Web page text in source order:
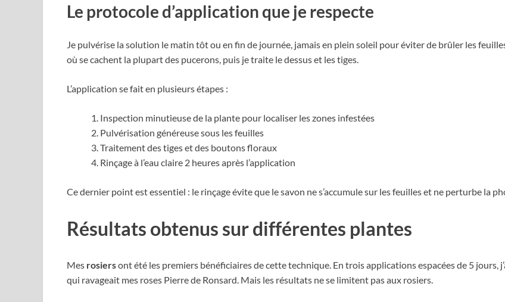
Le protocole d’application que je respecte
Je pulvérise la solution le matin tôt ou en fin de journée, jamais en plein soleil pour éviter de brûler les
où se cachent la plupart des pucerons, puis je traite le dessus et les tiges.
L’application se fait en plusieurs étapes :
Inspection minutieuse de la plante pour localiser les zones infestées
Pulvérisation généreuse sous les feuilles
Traitement des tiges et des boutons floraux
Rinçage à l’eau claire 2 heures après l’application
Ce dernier point est essentiel : le rinçage évite que le savon ne s’accumule sur les feuilles et ne perturbe la
Résultats obtenus sur différentes plantes
Mes rosiersont été les premiers bénéficiaires de cette technique. En trois applications espacées de 5
qui ravageait mes roses Pierre de Ronsard. Mais les résultats ne se limitent pas aux rosiers.